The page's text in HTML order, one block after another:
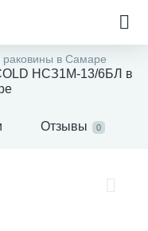
в Самаре
НСЗ1М-13/6БЛ в
Отзывы 0